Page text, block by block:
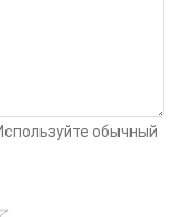
обычный